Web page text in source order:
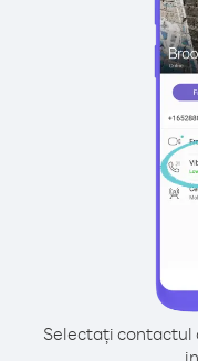
Selectați contactul